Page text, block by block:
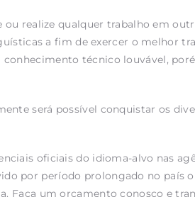
realize qualquer trabalho em
a fim de exercer o melhor
técnico louvável,
será possível conquistar os
oficiais do idioma-alvo nas
por período prolongado no país
Faça um orçamento conosco e